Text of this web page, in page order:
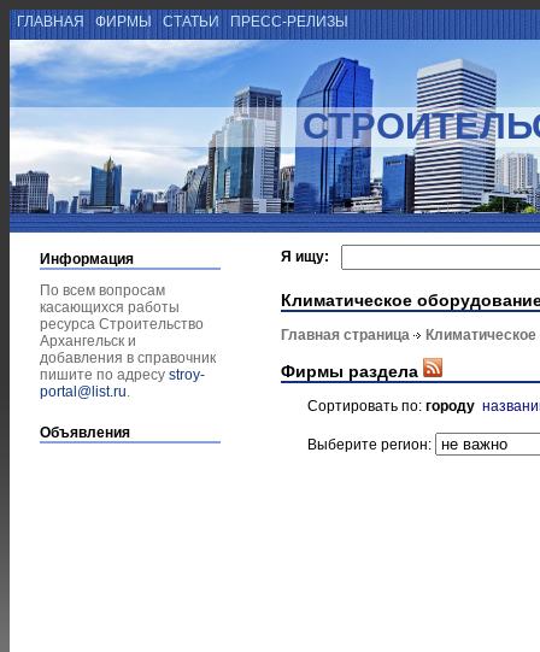
ГЛАВНАЯ ФИРМЫ СТАТЬИ ПРЕСС-РЕЛИЗЫ
Информация
По всем вопросам
касающихся работы
ресурса Строительство
Архангельск и
добавления в справочник
пишите по адресу stroy-
portal@list.ru.
Объявления
Я ищу:
Климатическое
Главная страница
Фирмы раздела
Сортировать по: городу
Выберите регион: